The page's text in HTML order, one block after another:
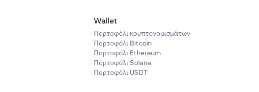
MPP κληρονομήθηκε από το
ζεύγος βασικού περιουσιακού
Εκτελείται στην καθορισμένη
Εκτελείται στην
Wallet
Πορτοφόλι κρυπτονομισμάτων
Πορτοφόλι Bitcoin
Πορτοφόλι Ethereum
Πορτοφόλι Solana
Πορτοφόλι USDT